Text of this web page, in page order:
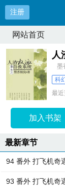
注册
网站首页
人
墨
科
最
加入书架
最新章节
94 番外 打飞机奇
93 番外 打飞机奇